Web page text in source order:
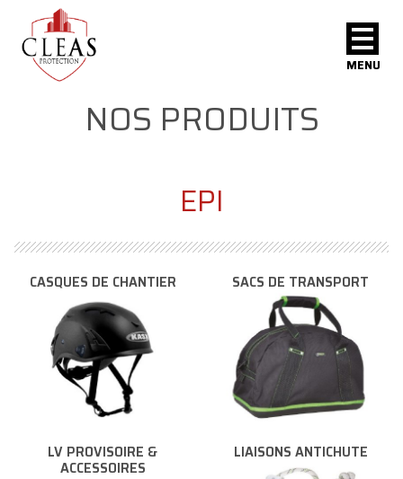
MENU
NOS PRODUITS
EPI
CASQUES DE CHANTIER SACS DE TRANSPORT
LV PROVISOIRE &
ACCESSOIRES
LIAISONS ANTICHUTE